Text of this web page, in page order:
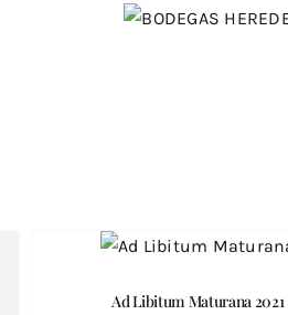
Sala de
Ad Libitum Maturana 2021